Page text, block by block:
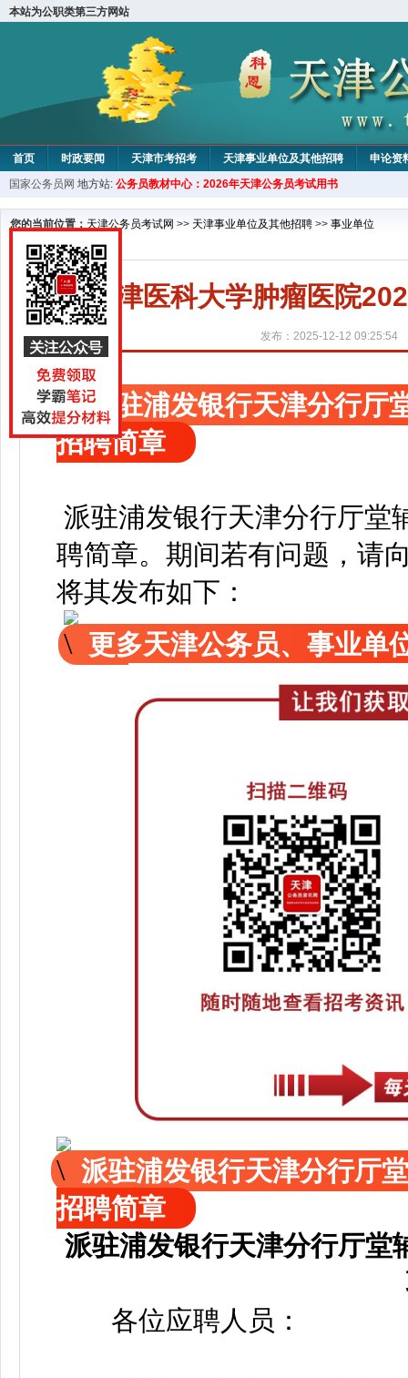
本站为公职类第三方网站
首页 时政要闻 天津市考招考 天津事业单位及其他招聘 申论资
教材中心
国家公务员网 地方站: 公务员教材中心：2026年天津公务员考试用书
您的当前位置： 天津公务员考试网 >> 天津事业单位及其他招聘 >> 事业单位
天津医科大学肿瘤医院
发布：2025-12-12 09:25:54
派驻浦发银行天津分行厅
招聘简章
派驻浦发银行天津分行厅堂
聘简章。 期间若有问题，请
将其发布如下：
更多天津公务员、事业单
派驻浦发银行天津分行厅
招聘简章
派驻浦发银行天津分行厅堂
各位应聘人员：